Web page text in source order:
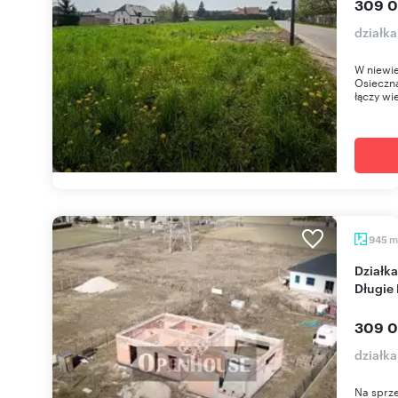
309
W
łączy
945 m
Działka z rozpoczętą budową domu 135 m2 -
309
Na